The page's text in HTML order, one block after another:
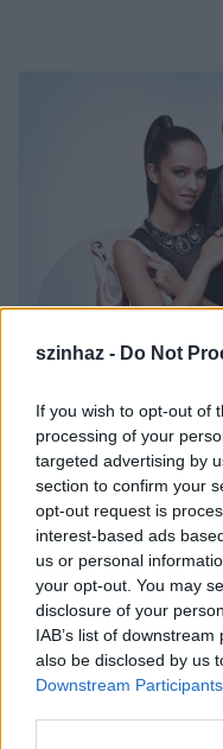
szinhaz - Do Not
If you wish to opt-out of
processing of your
targeted advertising by
section to confirm your
opt-out request is
interest-based ads
us or personal
your opt-out. You may
disclosure of your
IAB’s list of
also be disclosed by us
Downstream Participants
A Madách Színházés
is képviselteti magát
díszletmaketteket, és
érdeklődők, többek
Fantomja, a Mary
veheti k.Kuriózumnak
Almási Éva 30 éves
1991-ben bemutatott
álomkabátból
kiállítótérben